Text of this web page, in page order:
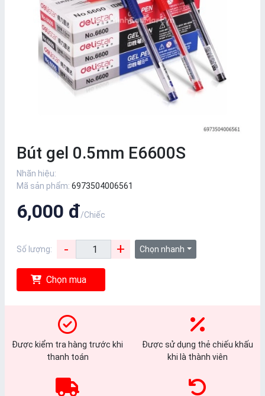
Bút gel 0.5mm E6600S
Nhãn hiệu:
Mã sản phẩm: 6973504006561
6,000 đ/Chiếc
Số lượng: - + Chọn nhanh
Chọn mua
Được kiểm tra hàng trước khi
thanh toán
Được sử dụng thẻ chiếu khấu
khi là thành viên